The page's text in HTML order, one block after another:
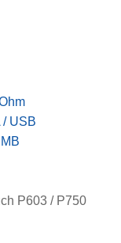
USB
P603 / P750